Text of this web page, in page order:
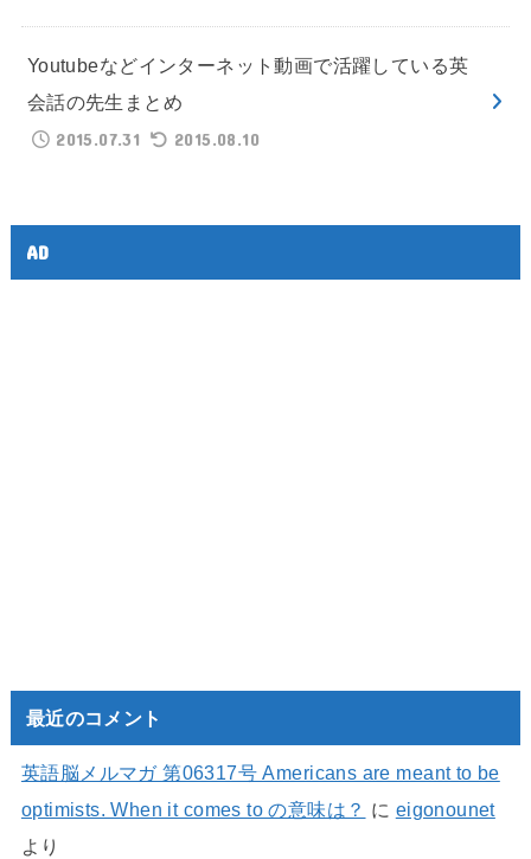
Youtubeなどインターネット動画で活躍している英
会話の先生まとめ
2015.07.31
2015.08.10
AD
最近のコメント
英語脳メルマガ 第06317号 Americans are meant to be
optimists. When it comes to の意味は？ に eigonounet
より